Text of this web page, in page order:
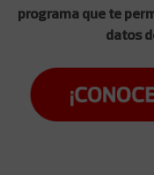
programa que te
datos